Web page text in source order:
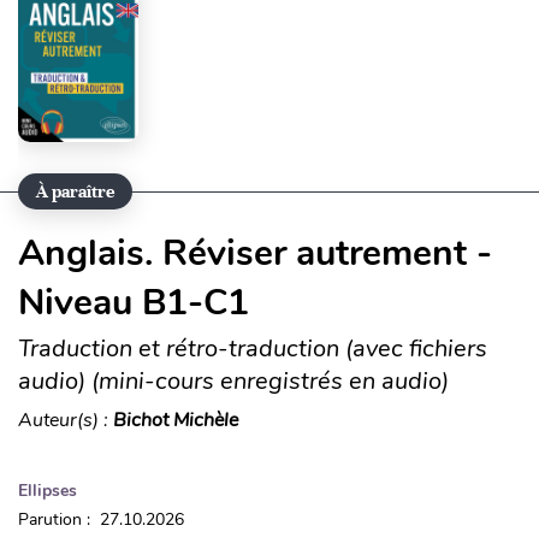
À paraître
Anglais. Réviser autrement -
Niveau B1-C1
Traduction et rétro-traduction (avec fichiers
audio) (mini-cours enregistrés en audio)
Auteur(s) : Bichot Michèle
Ellipses
Parution : 27.10.2026